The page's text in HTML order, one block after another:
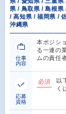
県 / 鳥取県 / 島根
/ 高知県 / 福岡県 /
沖縄県
仕事
内容
本ポジシ
る一連の
ムの責任
応募
資格
必須
以
く